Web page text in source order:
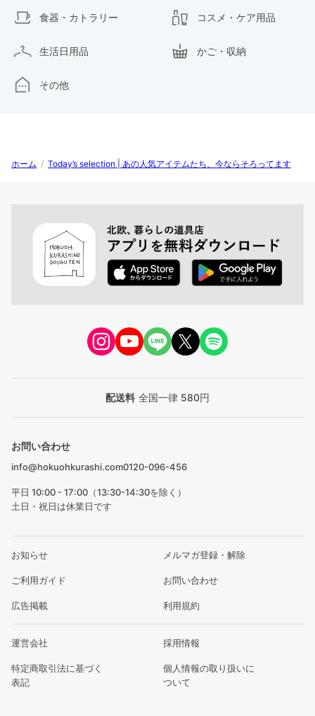
食器・カトラリー コスメ・ケア用品
生活日用品 かご・収納
その他
ホーム / Today’s selection | あの人気アイテムたち、今ならそろってます
配送料 全国一律 580円
お問い合わせ
info@hokuohkurashi.com0120-096-456
平日 10:00 - 17:00（13:30-14:30を除く）
土日・祝日は休業日です
お知らせ メルマガ登録・解除
ご利用ガイド お問い合わせ
広告掲載 利用規約
運営会社 採用情報
特定商取引法に基づく
表記
個人情報の取り扱いに
ついて